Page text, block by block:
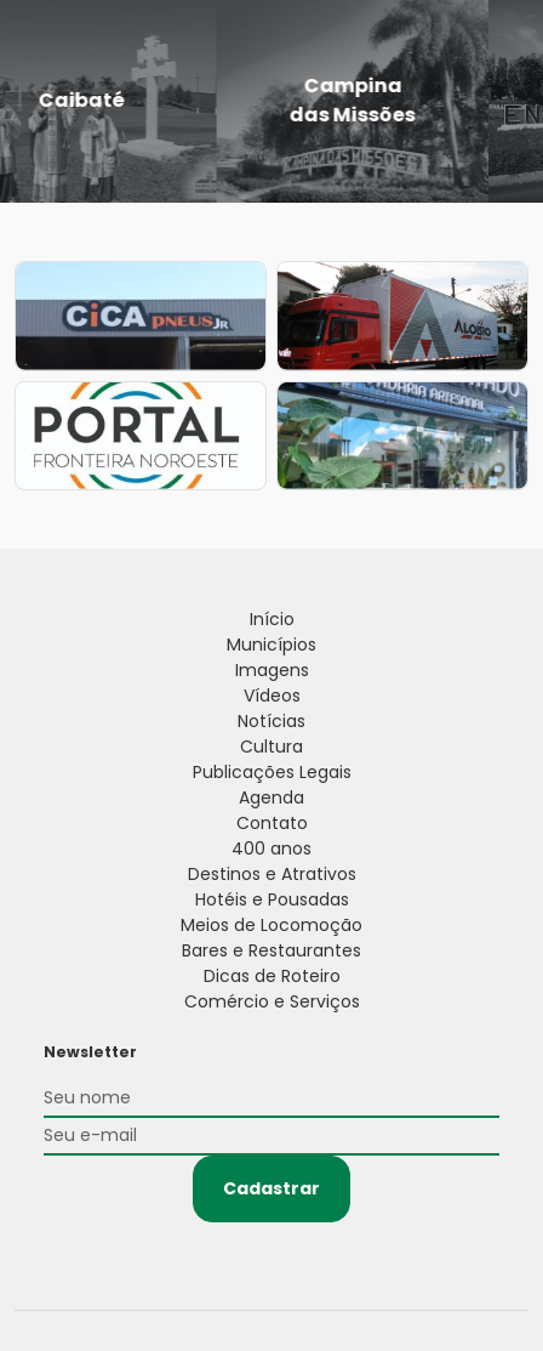
Entre-Ijuís
Eugênio de
Castro
Início
Municípios
Imagens
Vídeos
Notícias
Cultura
Publicações Legais
Agenda
Contato
400 anos
Destinos e Atrativos
Hotéis e Pousadas
Meios de Locomoção
Bares e Restaurantes
Dicas de Roteiro
Comércio e Serviços
Newsletter
Cadastrar